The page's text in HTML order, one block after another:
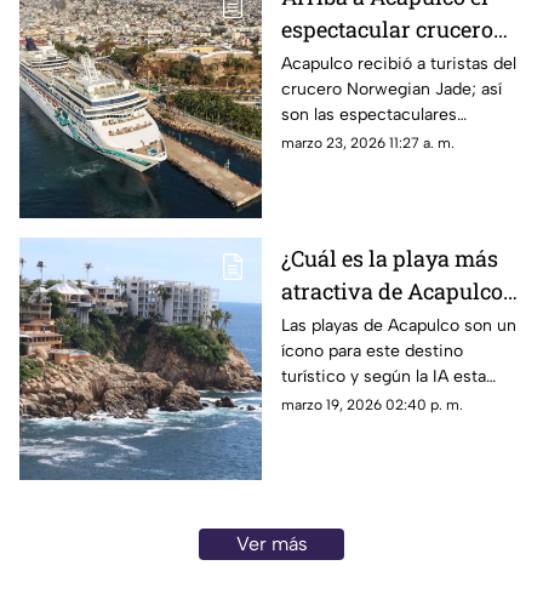
espectacular crucero
Norwegian Jade
Acapulco recibió a turistas del
crucero Norwegian Jade; así
son las espectaculares
características de este navío.
marzo 23, 2026 11:27 a. m.
¿Cuál es la playa más
atractiva de Acapulco?
Esta es la mejor
elección de la IA
Las playas de Acapulco son un
ícono para este destino
turístico y según la IA esta
estas son las mejores.
marzo 19, 2026 02:40 p. m.
Ver más